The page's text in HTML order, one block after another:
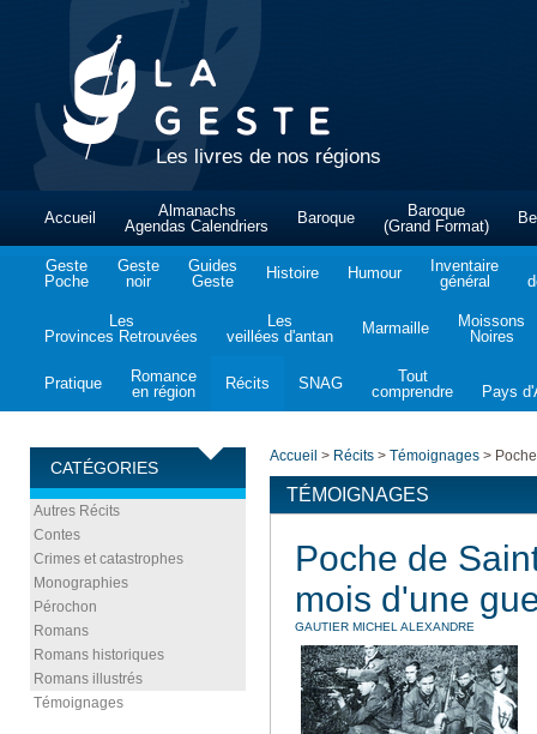
Les livres de nos régions
Accueil
Almanachs
Agendas Calendriers
Baroque
Baroque
(Grand Format)
Geste
Poche
Geste
noir
Guides
Geste
Histoire Humour
Inventaire
général
Les
Provinces Retrouvées
Les
veillées d'antan
Marmaille
Moissons
Noires
Pratique
Romance
en région
Récits SNAG
Tout
comprendre
Pays
CATÉGORIES
Autres Récits
Contes
Crimes et catastrophes
Monographies
Pérochon
Romans
Romans historiques
Romans illustrés
Témoignages
Accueil > Récits > Témoignages >
TÉMOIGNAGES
Poche de
mois d'une
GAUTIER MICHEL ALEXANDRE